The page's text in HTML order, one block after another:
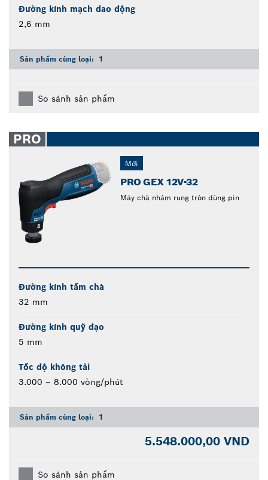
Đường kính mạch dao động
2,6 mm
Sản phẩm cùng loại: 1
So sánh sản phẩm
PRO
Mới
PRO GEX 12V-32
Máy chà nhám rung tròn dùng pin
Đường kính tấm chà
32 mm
Đường kính quỹ đạo
5 mm
Tốc độ không tải
3.000 – 8.000 vòng/phút
Sản phẩm cùng loại: 1
5.548.000,00 VND
So sánh sản phẩm